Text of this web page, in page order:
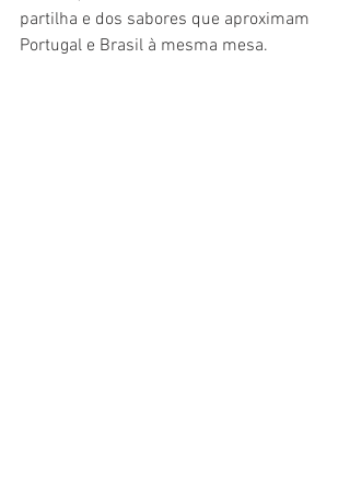
partilha e dos sabores que aproximam
Portugal e Brasil à mesma mesa.